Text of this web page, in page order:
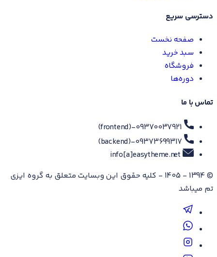
دسترسی سریع
صفحه نخست
سبد خرید
فروشگاه
دوره‌ها
تماس با ما
09370037921
-
(frontend)
09373699317
-
(backend)
info[a]easytheme.net
© 1394 - 1405 - کلیه حقوق این وبسایت متعلق به گروه ایزی
تم میباشد